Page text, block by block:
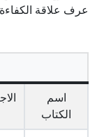
عرف علاقة الكفاءة
اسم
الكتاب